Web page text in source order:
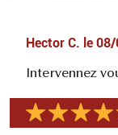
Hector C. le 08/
Intervennez